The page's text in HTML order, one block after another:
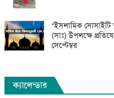
‘ইসলামিক সোসাইটি
(সাঃ) উপলক্ষে
সেপ্টেম্বর
ক্যালেন্ডার